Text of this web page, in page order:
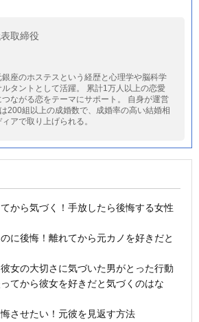
取締役
座のホステスという経歴と心理学や脳科学
タントとして活躍。 累計1万人以上の恋愛
ながる恋をテーマにサポート。 自身が運営
200組以上の成婚数で、成婚率の高い結婚相
アで取り上げられる。
から気づく！手放したら後悔する女性
に後悔！離れてから元カノを好きだと
女の大切さに気づいた男がとった行動
てから彼女を好きだと気づくのはな
させたい！元彼を見返す方法